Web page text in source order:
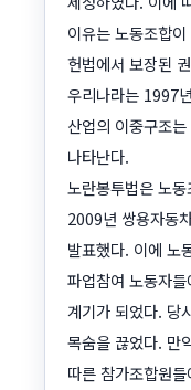
이유는 노동조합
헌법에서 보장된
우리나라는 1997
산업의 이중구조
나타난다.
노란봉투법은 노
2009년 쌍용자동
발표했다. 이에 노
파업참여 노동자
계기가 되었다. 당
목숨을 끊었다. 만
따른 참가조합원